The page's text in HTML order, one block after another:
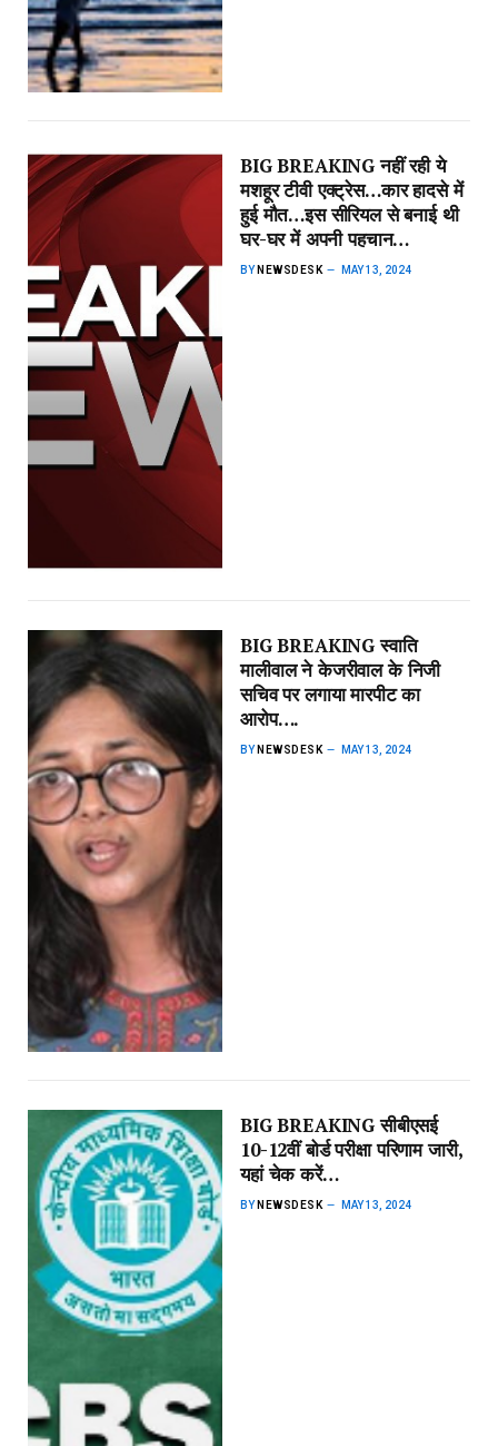
BIG BREAKING नहीं रही ये
मशहूर टीवी एक्ट्रेस…कार हादसे में
हुई मौत…इस सीरियल से बनाई थी
घर-घर में अपनी पहचान…
BY NEWSDESK MAY 13, 2024
BIG BREAKING स्वाति
मालीवाल ने केजरीवाल के निजी
सचिव पर लगाया मारपीट का
आरोप….
BY NEWSDESK MAY 13, 2024
BIG BREAKING सीबीएसई
10-12वीं बोर्ड परीक्षा परिणाम जारी,
यहां चेक करें…
BY NEWSDESK MAY 13, 2024